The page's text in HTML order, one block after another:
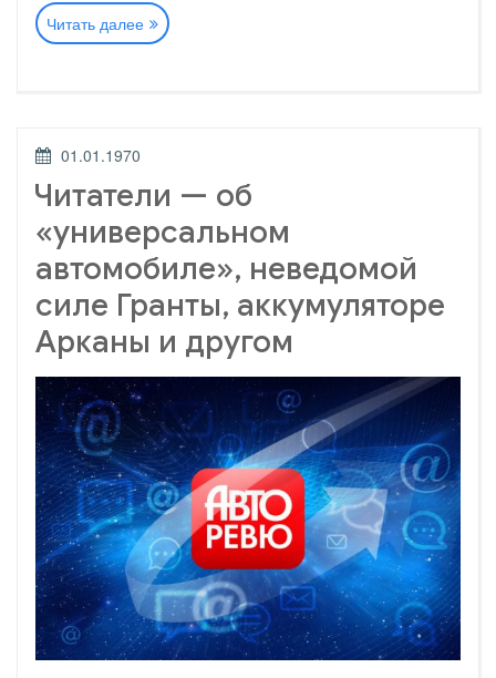
Читать далее«Читатели
—
краски
другом»
ОПУБЛИКОВАНО
01.01.1970
Читатели — об
«универсальном
автомобиле», неведомой
силе Гранты, аккумуляторе
Арканы и другом